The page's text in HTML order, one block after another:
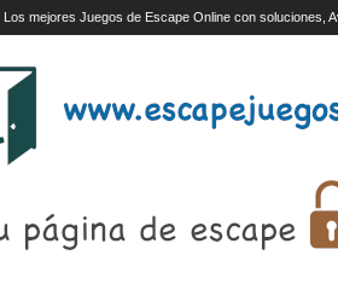
Los mejores Juegos de Escape Online con soluciones,